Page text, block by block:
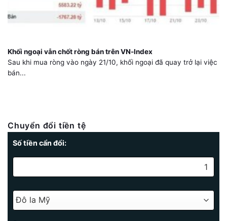
Khối ngoại vẫn chốt ròng bán trên VN-Index
Sau khi mua ròng vào ngày 21/10, khối ngoại đã quay trở lại việc
bán...
Chuyển đổi tiền tệ
Số tiền cẩn đổi: